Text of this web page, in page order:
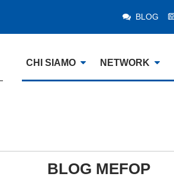
BLOG
CHI SIAMO NETWORK
BLOG MEFOP